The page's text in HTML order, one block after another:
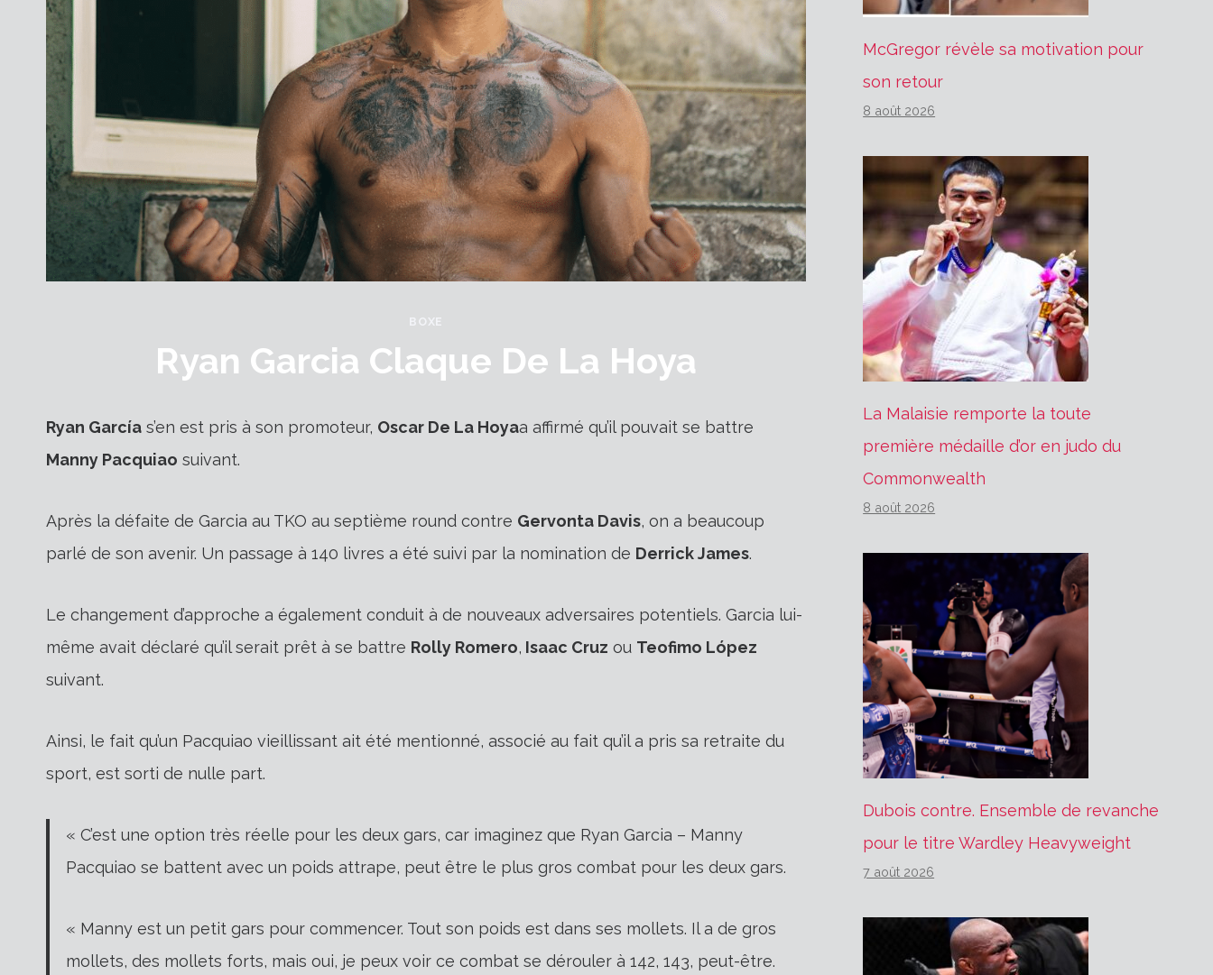
BOXE
Ryan Garcia Claque De La Hoya
Ryan García s’en est pris à son promoteur, Oscar De La Hoyaa affirmé qu’il pouvait se battre
Manny Pacquiao suivant.
Après la défaite de Garcia au TKO au septième round contre Gervonta Davis, on a beaucoup
parlé de son avenir. Un passage à 140 livres a été suivi par la nomination de Derrick James.
Le changement d’approche a également conduit à de nouveaux adversaires potentiels. Garcia lui-
même avait déclaré qu’il serait prêt à se battre Rolly Romero, Isaac Cruz ou Teofimo López
suivant.
Ainsi, le fait qu’un Pacquiao vieillissant ait été mentionné, associé au fait qu’il a pris sa retraite du
sport, est sorti de nulle part.
« C’est une option très réelle pour les deux gars, car imaginez que Ryan Garcia – Manny
Pacquiao se battent avec un poids attrape, peut être le plus gros combat pour les deux gars.
« Manny est un petit gars pour commencer. Tout son poids est dans ses mollets. Il a de gros
mollets, des mollets forts, mais oui, je peux voir ce combat se dérouler à 142, 143, peut-être.
McGregor révèle sa motivation pour
son retour
8 août 2026
La Malaisie remporte la toute
première médaille d’or en judo du
Commonwealth
8 août 2026
Dubois contre. Ensemble de revanche
pour le titre Wardley Heavyweight
7 août 2026